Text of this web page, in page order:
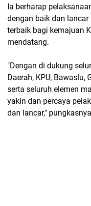
Ia berharap
dengan baik dan
terbaik bagi kemajuan
mendatang.
"Dengan di dukung
Daerah, KPU, Bawaslu,
serta seluruh elemen
yakin dan percaya
dan lancar,"